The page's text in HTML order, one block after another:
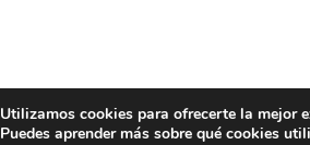
Utilizamos cookies para ofrecerte la mejor
Puedes aprender más sobre qué cookies